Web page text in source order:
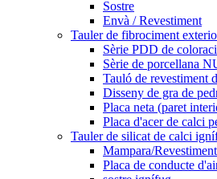
Sostre
Envà / Revestiment
Tauler de fibrociment
Sèrie PDD de
Sèrie de porcellana
Tauló de revestiment
Disseny de gra de
Placa neta (paret
Placa d'acer de calci
Tauler de silicat de calci
Mampara/
Placa de conducte